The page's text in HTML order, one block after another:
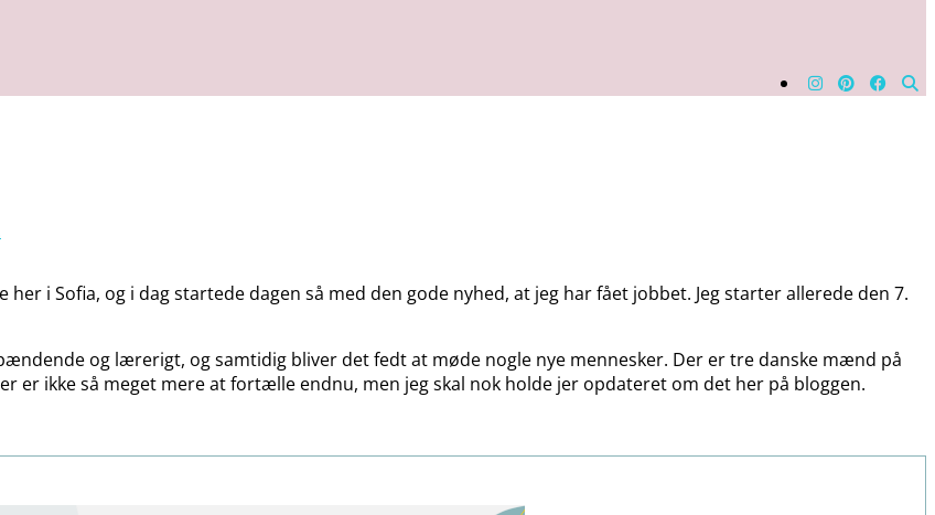
i Sofia, og i dag startede dagen så med den gode nyhed, at jeg har fået jobbet. Jeg starter allerede den 7.
og lærerigt, og samtidig bliver det fedt at møde nogle nye mennesker. Der er tre danske mænd på
er ikke så meget mere at fortælle endnu, men jeg skal nok holde jer opdateret om det her på bloggen.